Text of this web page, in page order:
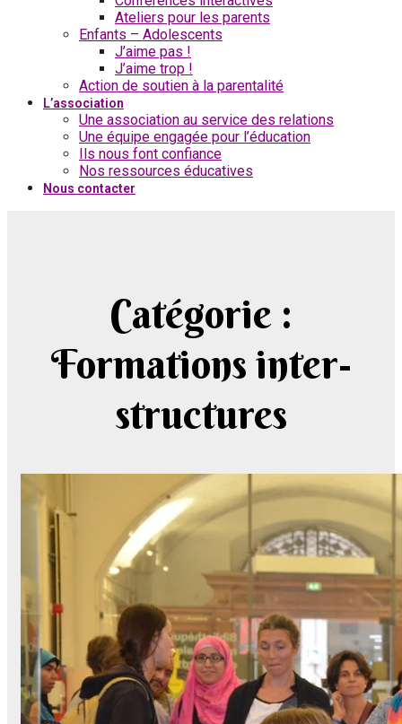
Ateliers pour les parents
Enfants – Adolescents
J’aime pas !
J’aime trop !
Action de soutien à la parentalité
L’association
Une association au service des relations
Une équipe engagée pour l’éducation
Ils nous font confiance
Nos ressources éducatives
Nous contacter
Catégorie :
Formations inter-
structures